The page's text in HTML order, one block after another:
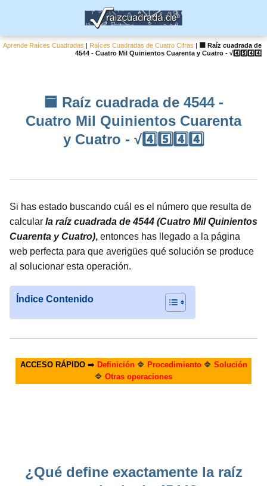
Aprende Raíces Cuadradas | Raíces Cuadradas de Cuatro Cifras |
🟦 Raíz cuadrada de
4544 - Cuatro Mil Quinientos Cuarenta y Cuatro - √4️⃣5️⃣4️⃣4️⃣
🟦 Raíz cuadrada de 4544 -
Cuatro Mil Quinientos Cuarenta
y Cuatro - √4️⃣5️⃣4️⃣4️⃣
Si has estado buscando cuál es el número que resulta de
calcular la raíz cuadrada de 4544 (Cuatro Mil Quinientos
Cuarenta y Cuatro), entonces has llegado a la página
web perfecta para que averigües qué solución se produce
al solucionar esta operación.
Índice Contenido
ACCESO RÁPIDO➡️ Definición🔷 Procedimiento🔷 Solución
🔷 Otras operaciones
¿Qué define exactamente la raíz